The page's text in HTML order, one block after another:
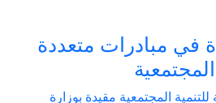
مبادرات متعددة
المجتمعية مقيدة بوزارة